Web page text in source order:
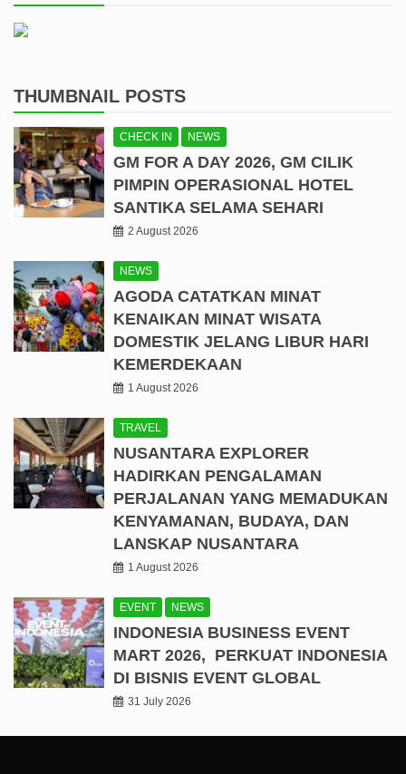
THUMBNAIL POSTS
CHECK IN NEWS
GM FOR A DAY 2026, GM CILIK
PIMPIN OPERASIONAL HOTEL
SANTIKA SELAMA SEHARI
2 August 2026
NEWS
AGODA CATATKAN MINAT
KENAIKAN MINAT WISATA
DOMESTIK JELANG LIBUR HARI
KEMERDEKAAN
1 August 2026
TRAVEL
NUSANTARA EXPLORER
HADIRKAN PENGALAMAN
PERJALANAN YANG MEMADUKAN
KENYAMANAN, BUDAYA, DAN
LANSKAP NUSANTARA
1 August 2026
EVENT NEWS
INDONESIA BUSINESS EVENT
MART 2026, PERKUAT INDONESIA
DI BISNIS EVENT GLOBAL
31 July 2026